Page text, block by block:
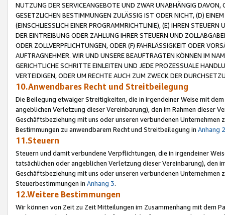
NUTZUNG DER SERVICEANGEBOTE UND ZWAR UNABHÄNGIG
GESETZLICHEN BESTIMMUNGEN ZULÄSSIG IST ODER NICHT, (D)
(EINSCHLIESSLICH EINER PROGRAMMRICHTLINIE), (E) IHREN
DER EINTREIBUNG ODER ZAHLUNG IHRER STEUERN UND
ODER ZOLLVERPFLICHTUNGEN, ODER (F) FAHRLÄSSIGKEIT ODER
AUFTRAGNEHMER. WIR UND UNSERE BEAUFTRAGTEN KÖNNEN IM
GERICHTLICHE SCHRITTE EINLEITEN UND JEDE PROZESSUALE
VERTEIDIGEN, ODER UM RECHTE AUCH ZUM ZWECK DER
10.Anwendbares Recht und Streitbeilegung
Die Beilegung etwaiger Streitigkeiten, die in irgendeiner Weise mit
angeblichen Verletzung dieser Vereinbarung), den im Rahmen dieser
Geschäftsbeziehung mit uns oder unseren verbundenen
Bestimmungen zu anwendbarem Recht und Streitbeilegung in Anhang 2
11.Steuern
Steuern und damit verbundene Verpflichtungen, die in irgendeiner
tatsächlichen oder angeblichen Verletzung dieser Vereinbarung), den
Geschäftsbeziehung mit uns oder unseren verbundenen
Steuerbestimmungen in Anhang 3.
12.Weitere Bestimmungen
Wir können von Zeit zu Zeit Mitteilungen im Zusammenhang mit dem